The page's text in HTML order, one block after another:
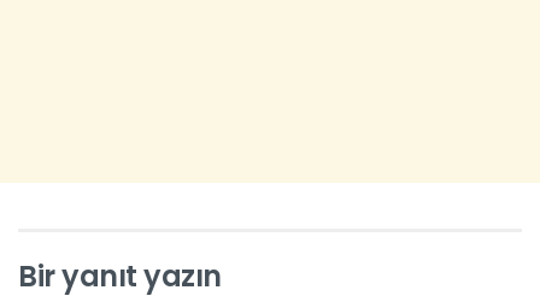
Bir yanıt yazın